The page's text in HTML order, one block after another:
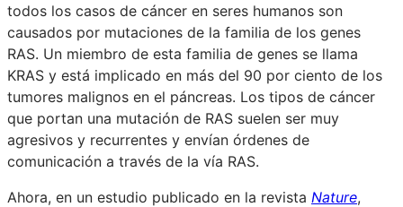
todos los casos de cáncer en seres humanos son
causados por mutaciones de la familia de los genes
RAS. Un miembro de esta familia de genes se llama
KRAS y está implicado en más del 90 por ciento de los
tumores malignos en el páncreas. Los tipos de cáncer
que portan una mutación de RAS suelen ser muy
agresivos y recurrentes y envían órdenes de
comunicación a través de la vía RAS.
Ahora, en un estudio publicado en la revista Nature,